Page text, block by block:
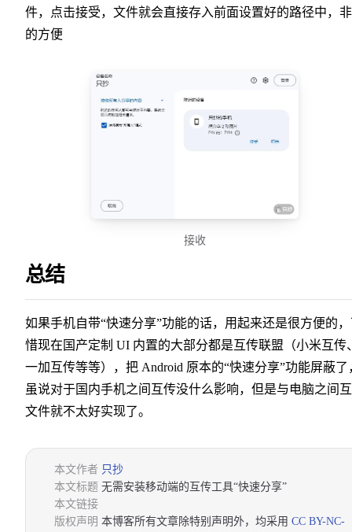
件，点击接受，文件就会直接存入前面设置好的路径中，
的方便
接收
总结
如果手机自带“快速分享”功能的话，用起来还是很方便的
惜现在国产定制 UI 内置的大部分都是互传联盟（小米互传
一加互传等等），把 Android 原本的“快速分享”功能屏蔽了
虽说对于国内手机之间互传没什么影响，但是与电脑之间
文件就不太好实现了。
本文作者 只抄
本文标题 无需安装移动端的互传工具“快速分享”
本文链接
版权声明 本博客所有文章除特别声明外，均采用 CC BY-NC-